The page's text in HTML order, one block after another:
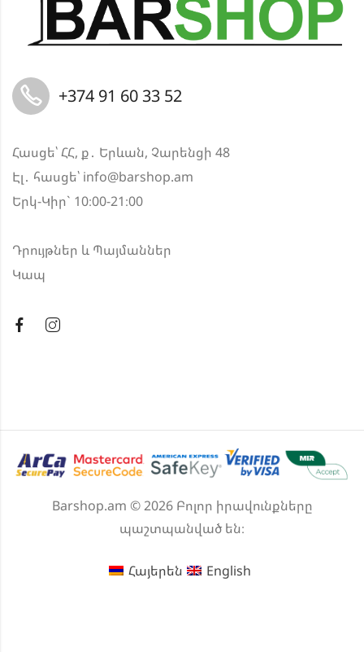
+374 91 60 33 52
Հասցե՝ ՀՀ, ք․ Երևան, Չարենցի 48
Էլ․ հասցե՝ info@barshop.am
Երկ-Կիր` 10։00-21։00
Դրույթներ և Պայմաններ
Կապ
Barshop.am © 2026 Բոլոր իրավունքները
պաշտպանված են։
Հայերեն English